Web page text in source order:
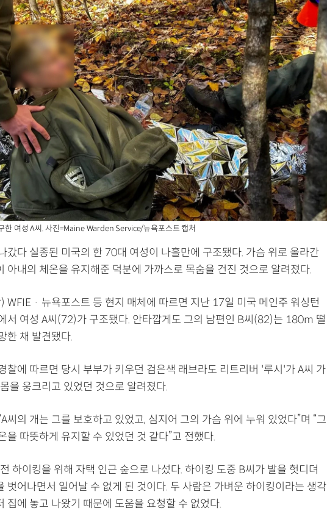
한 여성 A씨. 사진=Maine Warden Service/뉴욕포스트 캡처
갔다 실종된 미국의 한 70대 여성이 나흘만에 구조됐다. 가슴 위로 올라간
아내의 체온을 유지해준 덕분에 가까스로 목숨을 건진 것으로 알려졌다.
WFIE · 뉴욕포스트 등 현지 매체에 따르면 지난 17일 미국 메인주 워싱턴
서 여성 A씨(72)가 구조됐다. 안타깝게도 그의 남편인 B씨(82)는 180m 떨
한 채 발견됐다.
찰에 따르면 당시 부부가 키우던 검은색 래브라도 리트리버 '루시'가 A씨 가
을 웅크리고 있었던 것으로 알려졌다.
씨의 개는 그를 보호하고 있었고, 심지어 그의 가슴 위에 누워 있었다”며 “그
을 따뜻하게 유지할 수 있었던 것 같다”고 전했다.
하이킹을 위해 자택 인근 숲으로 나섰다. 하이킹 도중 B씨가 발을 헛디뎌
벗어나면서 일어날 수 없게 된 것이다. 두 사람은 가벼운 하이킹이라는 생각
집에 놓고 나왔기 때문에 도움을 요청할 수 없었다.